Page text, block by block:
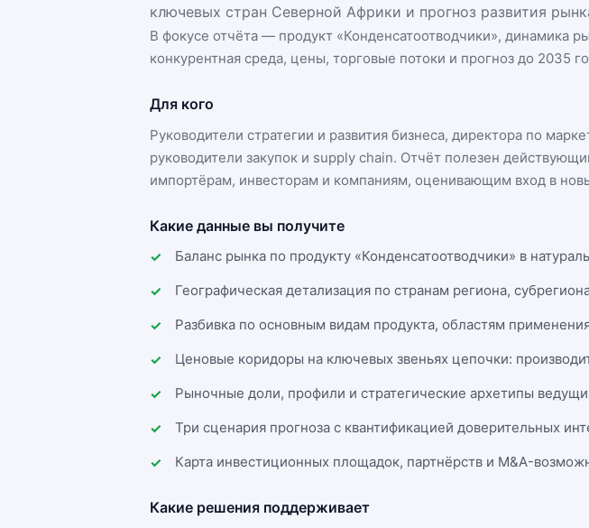
ключевых стран Северной Африки и прогноз развития
В фокусе отчёта — продукт «Конденсатоотводчики», динамика
конкурентная среда, цены, торговые потоки и прогноз до 2035
Для кого
Руководители стратегии и развития бизнеса, директора по
руководители закупок и supply chain. Отчёт полезен
импортёрам, инвесторам и компаниям, оценивающим вход в
Какие данные вы получите
Баланс рынка по продукту «Конденсатоотводчики» в
Географическая детализация по странам региона,
Разбивка по основным видам продукта, областям
Ценовые коридоры на ключевых звеньях цепочки:
Рыночные доли, профили и стратегические архетипы
Три сценария прогноза с квантификацией доверительных
Карта инвестиционных площадок, партнёрств и M&A-
Какие решения поддерживает